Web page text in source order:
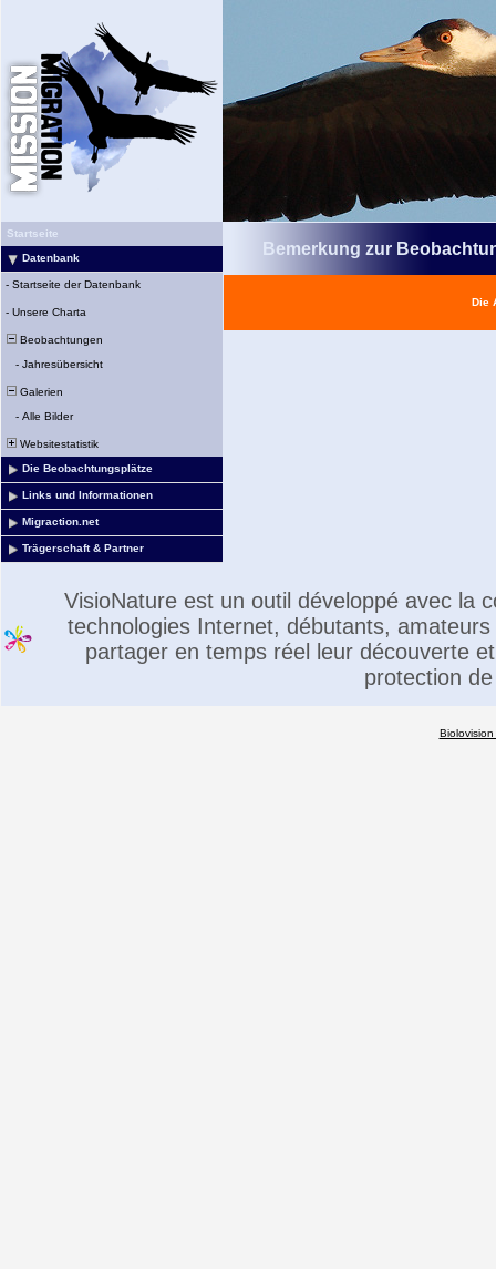
Startseite
Datenbank
- Startseite der Datenbank
- Unsere Charta
Beobachtungen
- Jahresübersicht
Galerien
- Alle Bilder
Websitestatistik
Die Beobachtungsplätze
Links und Informationen
Migraction.net
Trägerschaft & Partner
Bemerkung zur
Die
VisioNature est un outil développé avec la
technologies Internet, débutants,
partager en temps réel leur découverte
protection
Biolovision